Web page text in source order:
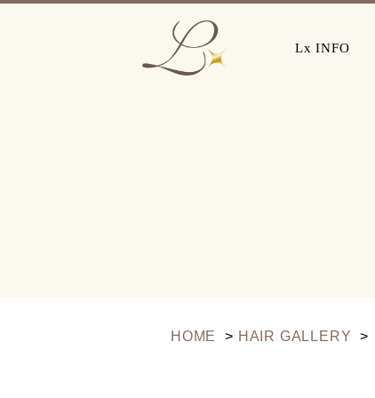
Lx INFO
HOME HAIR GALLERY